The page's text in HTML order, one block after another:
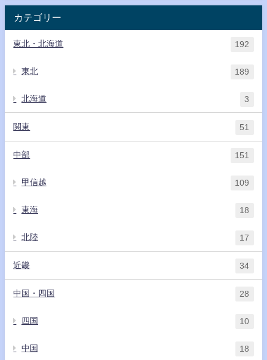
カテゴリー
東北・北海道 192
東北 189
北海道 3
関東 51
中部 151
甲信越 109
東海 18
北陸 17
近畿 34
中国・四国 28
四国 10
中国 18